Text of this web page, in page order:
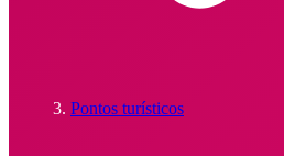
Pontos turísticos